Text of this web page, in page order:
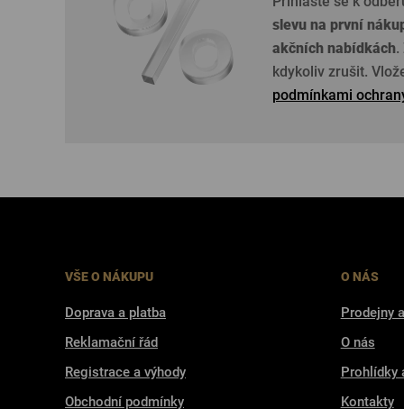
slevu na první
akčních nabídkách.
kdykoliv zrušit.
podmínkami
VŠE O NÁKUPU
Doprava a platba
Reklamační řád
Registrace a výhody
Obchodní podmínky
O NÁS
Prodejny
O nás
Prohlídky
Kontakty